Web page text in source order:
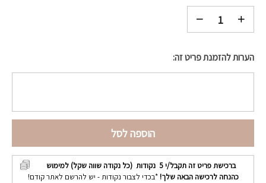
הערות להזמנת פריט זה:
הוספה לסל
ברכישת פריט זה תקבל/י5 נקודות (כל נקודה שווה שקל) למימוש
כהנחה לרכישה הבאה שלך! *בכדי לצבור נקודות - יש להרשם לאתר קודם!